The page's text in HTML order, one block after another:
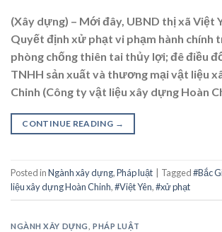
(Xây dựng) – Mới đây, UBND thị xã Việt
Quyết định xử phạt vi phạm hành chính
phòng chống thiên tai thủy lợi; đê điều
TNHH sản xuất và thương mại vật liệu
Chinh (Công ty vật liệu xây dựng Hoàn
CONTINUE READING →
Posted inNgành xây dựng,Pháp luật Tagged#Bắc
liệu xây dựng Hoàn Chinh,#Việt Yên,#xử phạt
NGÀNH XÂY DỰNG PHÁP LUẬT